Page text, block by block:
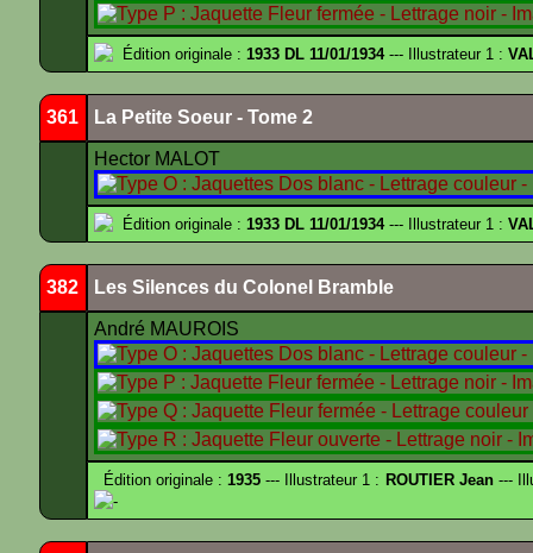
Édition originale : 1933 DL 11/01/1934--- Illustrateur 1 :
361 La Petite Soeur - Tome 2
Hector MALOT
Édition originale : 1933 DL 11/01/1934--- Illustrateur 1 :
382 Les Silences du Colonel Bramble
André MAUROIS
Édition originale :1935 --- Illustrateur 1 : ROUTIER Jean---
-